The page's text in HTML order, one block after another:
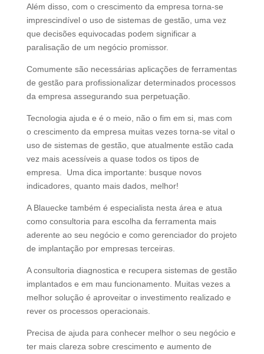
Além disso, com o crescimento da empresa torna-se
imprescindível o uso de sistemas de gestão, uma vez
que decisões equivocadas podem significar a
paralisação de um negócio promissor.
Comumente são necessárias aplicações de ferramentas
de gestão para profissionalizar determinados processos
da empresa assegurando sua perpetuação.
Tecnologia ajuda e é o meio, não o fim em si, mas com
o crescimento da empresa muitas vezes torna-se vital o
uso de sistemas de gestão, que atualmente estão cada
vez mais acessíveis a quase todos os tipos de
empresa. Uma dica importante: busque novos
indicadores, quanto mais dados, melhor!
A Blauecke também é especialista nesta área e atua
como consultoria para escolha da ferramenta mais
aderente ao seu negócio e como gerenciador do projeto
de implantação por empresas terceiras.
A consultoria diagnostica e recupera sistemas de gestão
implantados e em mau funcionamento. Muitas vezes a
melhor solução é aproveitar o investimento realizado e
rever os processos operacionais.
Precisa de ajuda para conhecer melhor o seu negócio e
ter mais clareza sobre crescimento e aumento de